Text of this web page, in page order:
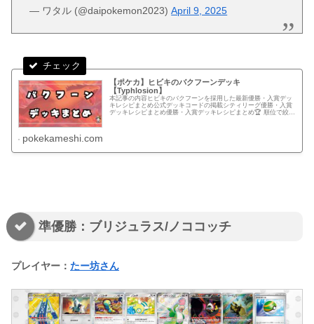
— ワタル (@daipokemon2023)April 9, 2025
【ポケカ】ヒビキのバクフーンデッキ
【Typhlosion】
本記事の内容ヒビキのバクフーンを採用した最新優勝・入賞デッ
キレシピまとめ公式デッキコードの掲載シティリーグ優勝・入賞
デッキレシピまとめ優勝・入賞デッキレシピまとめ🏆 順位で絞り
pokekameshi.com
準優勝：ブリジュラス/ノココッチ
プレイヤー： たー坊さん